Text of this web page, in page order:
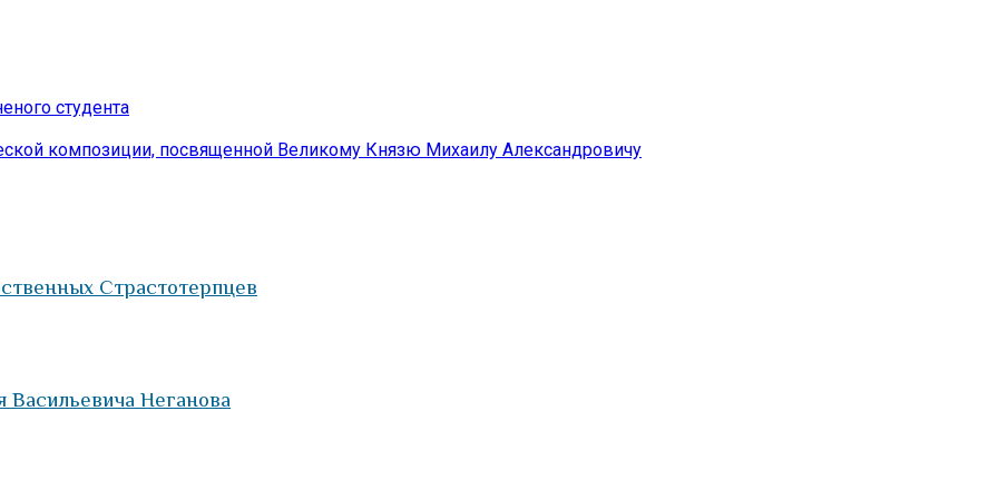
студента
композиции, посвященной Великому Князю Михаилу Александровичу
Страстотерпцев
Васильевича Неганова